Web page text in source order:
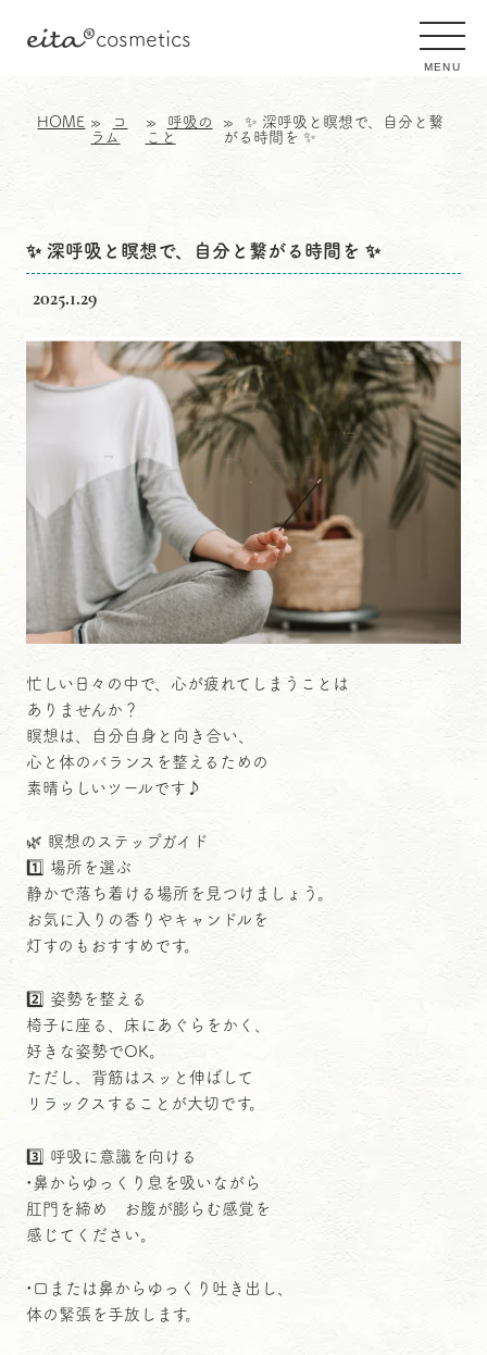
eita®cosmetics
MENU
HOME
コ
ラム
呼吸の
こと
✨ 深呼吸と瞑想で、自分と繋
がる時間を ✨
✨ 深呼吸と瞑想で、自分と繋がる時間を ✨
2025.1.29
✨ 深呼吸と瞑想で、自分と繋がる時間を ✨
忙しい日々の中で、心が疲れてしまうことは
ありませんか？
瞑想は、自分自身と向き合い、
心と体のバランスを整えるための
素晴らしいツールです♪
🌿 瞑想のステップガイド
1️⃣ 場所を選ぶ
静かで落ち着ける場所を見つけましょう。
お気に入りの香りやキャンドルを
灯すのもおすすめです。
2️⃣ 姿勢を整える
椅子に座る、床にあぐらをかく、
好きな姿勢でOK。
ただし、背筋はスッと伸ばして
リラックスすることが大切です。
3️⃣ 呼吸に意識を向ける
•鼻からゆっくり息を吸いながら
肛門を締め お腹が膨らむ感覚を
感じてください。
•口または鼻からゆっくり吐き出し、
体の緊張を手放します。